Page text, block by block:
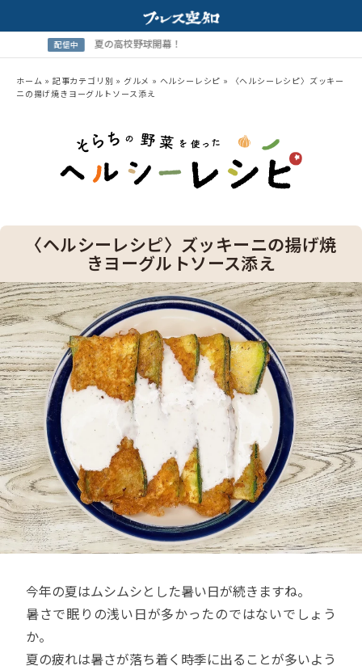
夏の高校野球開幕！
ホーム » 記事カテゴリ別 » グルメ » ヘルシーレシピ »
〈ヘルシーレシピ〉ズッキー
ニの揚げ焼きヨーグルトソース添え
〈ヘルシーレシピ〉ズッキーニの揚げ焼
きヨーグルトソース添え
今年の夏はムシムシとした暑い日が続きますね。
暑さで眠りの浅い日が多かったのではないでしょう
か。
夏の疲れは暑さが落ち着く時季に出ることが多いよう